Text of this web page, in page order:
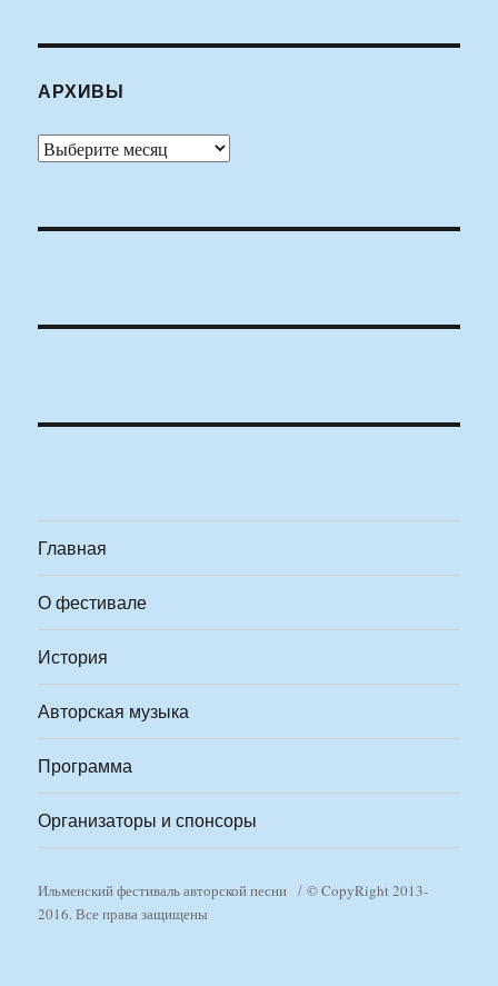
АРХИВЫ
Архивы
Главная
О фестивале
История
Авторская музыка
Программа
Организаторы и спонсоры
Ильменский фестиваль авторской песни
© CopyRight 2013-
2016. Все права защищены